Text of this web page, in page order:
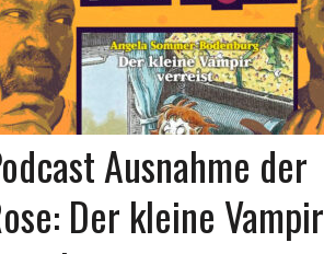
Ausnahme der
Der kleine Vampir